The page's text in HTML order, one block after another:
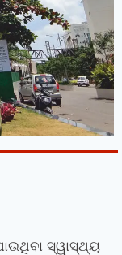
ସ୍ୱାସ୍ଥ୍ୟ